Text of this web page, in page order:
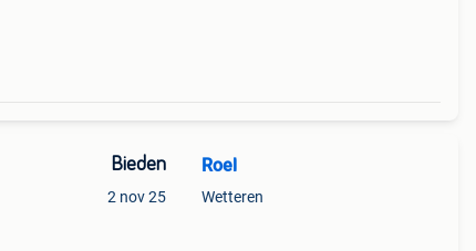
Bieden
2 nov 25
Roel
Wetteren